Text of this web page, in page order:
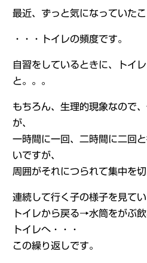
最近、ずっと気になっていたこ
・・・トイレの頻度です。
自習をしているときに、トイ
と。。。
もちろん、生理的現象なので
が、
一時間に一回、二時間に二回
いですが、
周囲がそれにつられて集中を切
連続して行く子の様子を見てい
トイレから戻る→水筒をがぶ
トイレへ・・・
この繰り返しです。